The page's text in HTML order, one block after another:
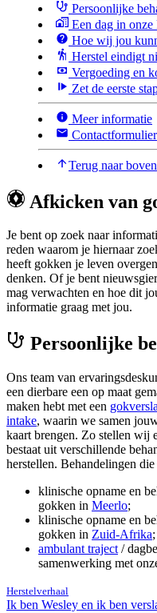
Persoonlijke
Een dag in
Hoe wij jou
Herstel eindigt
Vergoeding en
Zet de eerste
Meer informatie
Contactformulier
Terug naar boven
Afkicken van
Je bent op zoek naar
reden waarom je hiernaar
heeft gokken je leven
denken. Of je bent
mag verwachten en hoe dit
informatie graag met jou.
Persoonlijke
Ons team van
een dierbare een op maat
maken hebt met een
intake, waarin we samen
kaart brengen. Zo stellen wij
bestaat uit verschillende
herstellen. Behandelingen
klinische opname en
gokken in Meerlo;
klinische opname en
gokken in Zuid-Afrika;
ambulant traject /
samenwerking met
Herstelverhaal
Ik ben Wesley en ik ben